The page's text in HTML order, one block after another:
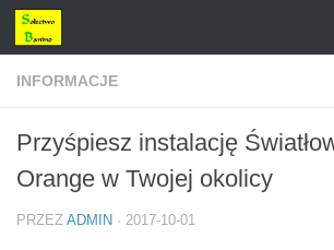
Przejdź do treści
INFORMACJE
Przyśpiesz instalację
Orange w Twojej okolicy
PRZEZ ADMIN · 2017-10-01